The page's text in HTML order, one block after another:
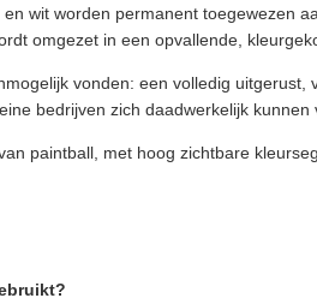
wit worden permanent toegewezen
omgezet in een opvallende,
vonden: een volledig uitgerust,
bedrijven zich daadwerkelijk kunnen
paintball, met hoog zichtbare